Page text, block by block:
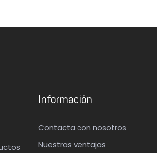
Información
Contacta con nosotros
Nuestras ventajas